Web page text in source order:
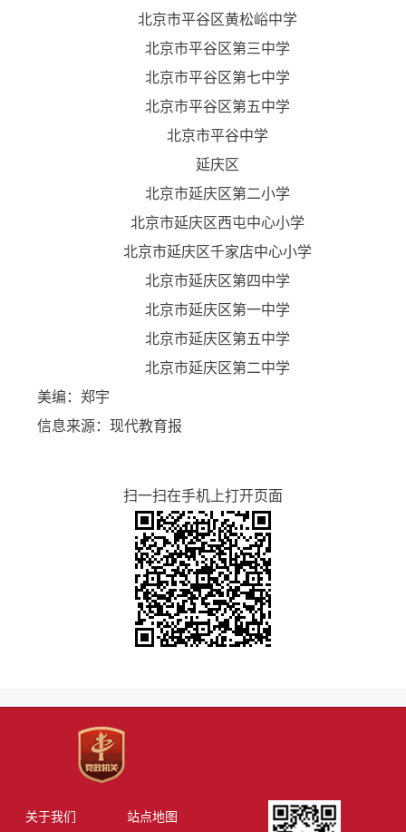
北京市平谷区黄松峪中学
北京市平谷区第三中学
北京市平谷区第七中学
北京市平谷区第五中学
北京市平谷中学
延庆区
北京市延庆区第二小学
北京市延庆区西屯中心小学
北京市延庆区千家店中心小学
北京市延庆区第四中学
北京市延庆区第一中学
北京市延庆区第五中学
北京市延庆区第二中学
美编：郑宇
信息来源：现代教育报
扫一扫在手机上打开页面
关于我们 站点地图